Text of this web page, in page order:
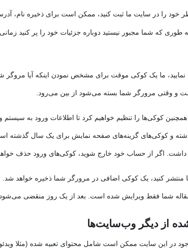
خود را در سایت ما ثبت کنید، ممکن است برای ذخیره نام،
طوری که شما مجبور نیستید دوباره جزئیات خود را پر کنید
نمایید، ما یک کوکی موقت برای مشخص نمودن اینکه آیا
و وقتی مرورگر شما بسته می‌شود از بین می‌رود.
کوکی‌ها را تنظیم خواهیم کرد تا اطلاعات ورود به
و کوکی‌های گزینه‌های صفحه نمایش برای یک سال گذشته
داشت. اگر از حساب خود خارج شوید، کوکی‌های ورود حذف
یا منتشر کنید، یک کوکی اضافی در مرورگر شما ذخیره
شما فقط ویرایش شده است. بعد از یک روز منقضی می‌شود.
از دیگر وب‌سایت‌ها
در این سایت ممکن است شامل محتوای تعبیه شده (مثلا